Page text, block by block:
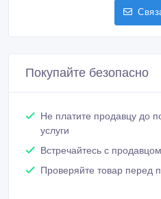
Покупайте безопасно
Не платите продавцу до
услуги
Встречайтесь с
Проверяйте товар перед